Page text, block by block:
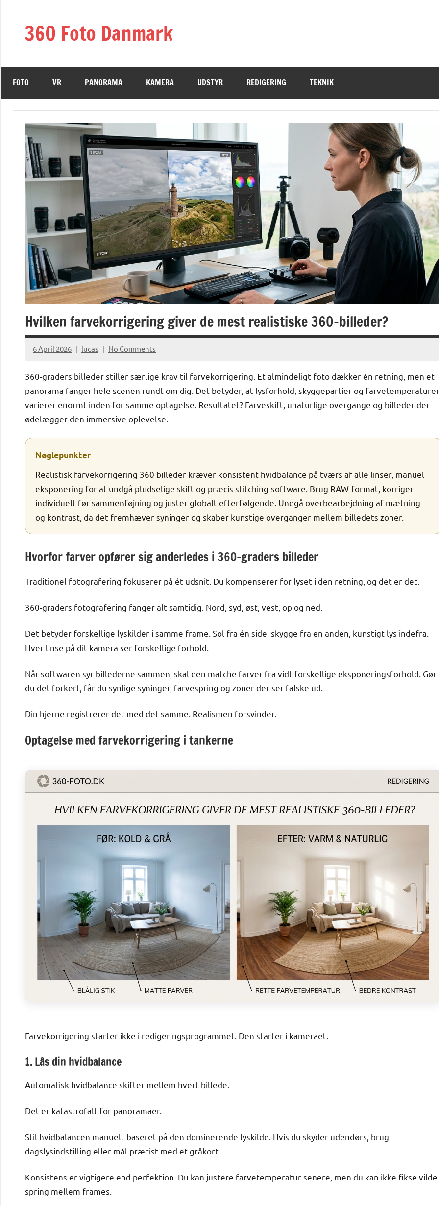
360 Foto Danmark
FOTO VR PANORAMA KAMERA UDSTYR REDIGERING TEKNIK
Hvilken farvekorrigering giver de mest realistiske 360-billeder?
6 April 2026 lucas No Comments
360-graders billeder stiller særlige krav til farvekorrigering. Et almindeligt foto dækker én retning, men et
panorama fanger hele scenen rundt om dig. Det betyder, at lysforhold, skyggepartier og farvetemperaturer
varierer enormt inden for samme optagelse. Resultatet? Farveskift, unaturlige overgange og billeder der
ødelægger den immersive oplevelse.
Nøglepunkter
Realistisk farvekorrigering 360 billeder kræver konsistent hvidbalance på tværs af alle linser, manuel
eksponering for at undgå pludselige skift og præcis stitching-software. Brug RAW-format, korriger
individuelt før sammenføjning og juster globalt efterfølgende. Undgå overbearbejdning af mætning
og kontrast, da det fremhæver syninger og skaber kunstige overganger mellem billedets zoner.
Hvorfor farver opfører sig anderledes i 360-graders billeder
Traditionel fotografering fokuserer på ét udsnit. Du kompenserer for lyset i den retning, og det er det.
360-graders fotografering fanger alt samtidig. Nord, syd, øst, vest, op og ned.
Det betyder forskellige lyskilder i samme frame. Sol fra én side, skygge fra en anden, kunstigt lys indefra.
Hver linse på dit kamera ser forskellige forhold.
Når softwaren syr billederne sammen, skal den matche farver fra vidt forskellige eksponeringsforhold. Gør
du det forkert, får du synlige syninger, farvespring og zoner der ser falske ud.
Din hjerne registrerer det med det samme. Realismen forsvinder.
Optagelse med farvekorrigering i tankerne
Farvekorrigering starter ikke i redigeringsprogrammet. Den starter i kameraet.
1. Lås din hvidbalance
Automatisk hvidbalance skifter mellem hvert billede.
Det er katastrofalt for panoramaer.
Stil hvidbalancen manuelt baseret på den dominerende lyskilde. Hvis du skyder udendørs, brug
dagslysindstilling eller mål præcist med et gråkort.
Konsistens er vigtigere end perfektion. Du kan justere farvetemperatur senere, men du kan ikke fikse vilde
spring mellem frames.